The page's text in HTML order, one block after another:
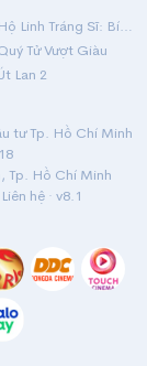
Hộ Linh Tráng Sĩ: Bí Ẩn Mộ Vua Đinh
Tử Vượt Giàu
Lan 2
tư Tp. Hồ Chí Minh
Tp. Hồ Chí Minh
Liên hệ · v8.1